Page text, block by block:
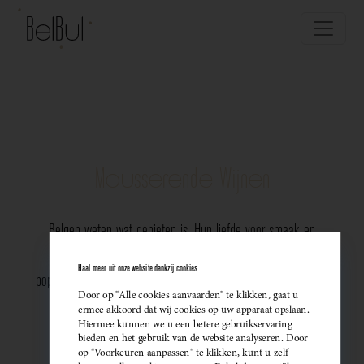
Belgen weten wat genieten is. Hun liefde voor smaak en
populariteit van Belgische mousserende wijnen. Meer dan ooit
kiezen ze bewust voor lokale bubbels — ideaal als
sprankelend aperitief of als verfijnde match bij een
gastronomisch diner. Santé!
Haal meer uit onze website dankzij cookies
Door op "Alle cookies aanvaarden" te klikken, gaat u
ermee akkoord dat wij cookies op uw apparaat opslaan.
Hiermee kunnen we u een betere gebruikservaring
bieden en het gebruik van de website analyseren. Door
op "Voorkeuren aanpassen" te klikken, kunt u zelf